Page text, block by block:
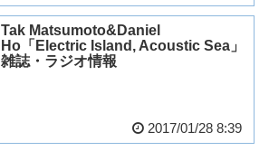
Tak Matsumoto&Daniel
Ho「Electric Island, Acoustic Sea」
雑誌・ラジオ情報
2017/01/28 8:39